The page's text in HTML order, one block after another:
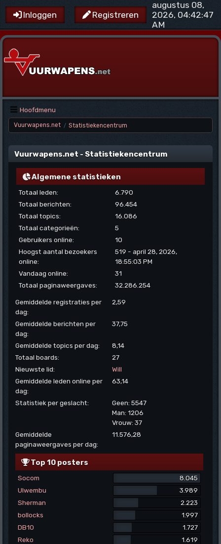
Inloggen Registreren
augustus 08,
2026, 04:42:47
AM
Hoofdmenu
Vuurwapens.net / Statistiekencentrum
Vuurwapens.net - Statistiekencentrum
Algemene statistieken
Totaal leden:
6.790
Totaal berichten:
96.454
Totaal topics:
16.086
Totaal categorieën:
5
Gebruikers online:
10
Hoogst aantal bezoekers
online:
519 - april 28, 2026,
18:55:03 PM
Vandaag online:
31
Totaal paginaweergaves:
32.286.254
Gemiddelde registraties per
dag:
2,59
Gemiddelde berichten per
dag:
37,75
Gemiddelde topics per dag:
8,14
Totaal boards:
27
Nieuwste lid:
Will
Gemiddelde leden online per
dag:
63,14
Statistiek per geslacht:
Geen: 5547
Man: 1206
Vrouw: 37
Gemiddelde
paginaweergaves per dag:
11.576,28
Top 10 posters
Socom
8.045
Ulwembu
3.989
Sherman
2.223
bollocks
1.997
DB10
1.727
Reko
1.619